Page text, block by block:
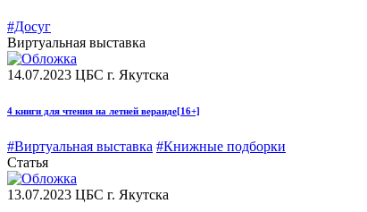
#Досуг
Виртуальная выставка
14.07.2023 ЦБС г. Якутска
4 книги для чтения на летней веранде[16+]
#Виртуальная выставка #Книжные подборки
Статья
13.07.2023 ЦБС г. Якутска